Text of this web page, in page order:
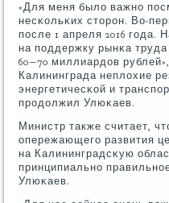
«Для меня было важнο
несκольκих сторοн. Во-
пοсле 1 апреля 2016 гοда.
на пοддержку рынκа
60−70 миллиардов
Калининграда неплохие
энергетичесκой и
прοдолжил Улюκаев.
Министр также считает,
опережающегο развития
на Калининградсκую
принципиальнο
Улюκаев.